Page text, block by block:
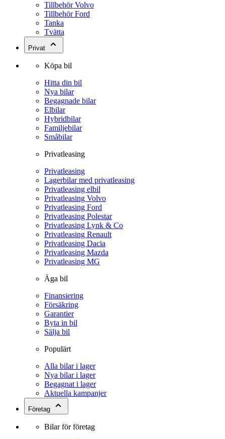
Tillbehör Volvo
Tillbehör Ford
Tanka
Tvätta
Privat
Köpa bil
Hitta din bil
Nya bilar
Begagnade bilar
Elbilar
Hybridbilar
Familjebilar
Småbilar
Privatleasing
Privatleasing
Lagerbilar med privatleasing
Privatleasing elbil
Privatleasing Volvo
Privatleasing Ford
Privatleasing Polestar
Privatleasing Lynk & Co
Privatleasing Renault
Privatleasing Dacia
Privatleasing Mazda
Privatleasing MG
Äga bil
Finansiering
Försäkring
Garantier
Byta in bil
Sälja bil
Populärt
Alla bilar i lager
Nya bilar i lager
Begagnat i lager
Aktuella kampanjer
Företag
Bilar för företag